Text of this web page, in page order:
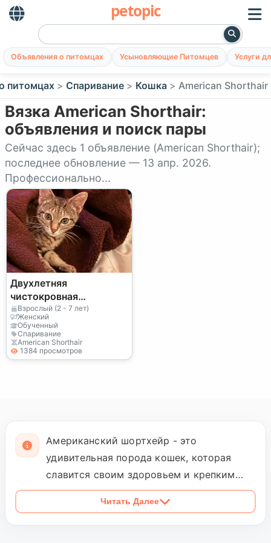
petopic
Объявления о питомцах Усыновляющие Питомцев Услуги
питомцах Спаривание Кошка American Shorthair
Вязка American Shorthair:
объявления и поиск пары
Сейчас здесь 1 объявление (American Shorthair);
последнее обновление — 13 апр. 2026.
Профессионально...
Двухлетняя
чистокровная
американская
короткошерстная
кошка — подходит для
вязки
Взрослый (2 - 7 лет)
Женский
Обученный
Спаривание
American Shorthair
1384 просмотров
Американский шортхейр - это
удивительная порода кошек, которая
славится своим здоровьем и крепким
телосложением. Мы предлагаем услуги
по профессиональному разведению этой
Читать Далее